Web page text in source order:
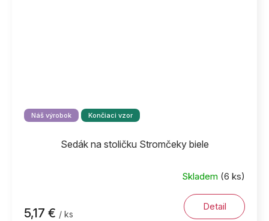
Náš výrobok Končiaci vzor
Sedák na stoličku Stromčeky biele
Skladem (6 ks)
5,17 € / ks
Detail